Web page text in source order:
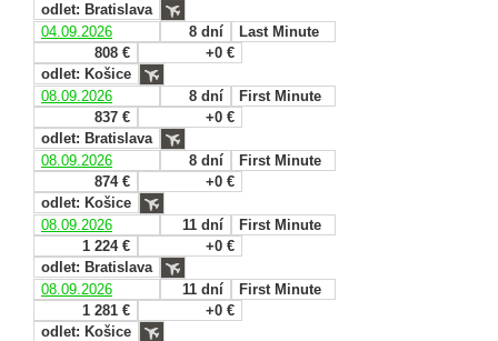
odlet: Bratislava
04.09.2026
8 dní
Last Minute
808 €
+0 €
odlet: Košice
08.09.2026
8 dní
First Minute
837 €
+0 €
odlet: Bratislava
08.09.2026
8 dní
First Minute
874 €
+0 €
odlet: Košice
08.09.2026
11 dní
First Minute
1 224 €
+0 €
odlet: Bratislava
08.09.2026
11 dní
First Minute
1 281 €
+0 €
odlet: Košice